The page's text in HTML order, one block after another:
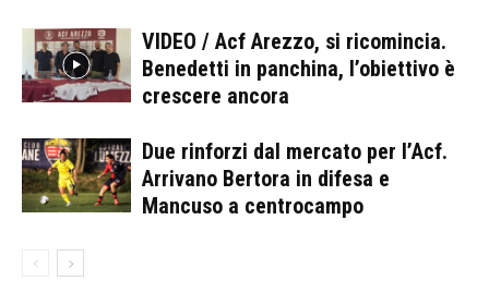
VIDEO / Acf Arezzo, si ricomincia.
Benedetti in panchina, l’obiettivo è
crescere ancora
Due rinforzi dal mercato per l’Acf.
Arrivano Bertora in difesa e
Mancuso a centrocampo